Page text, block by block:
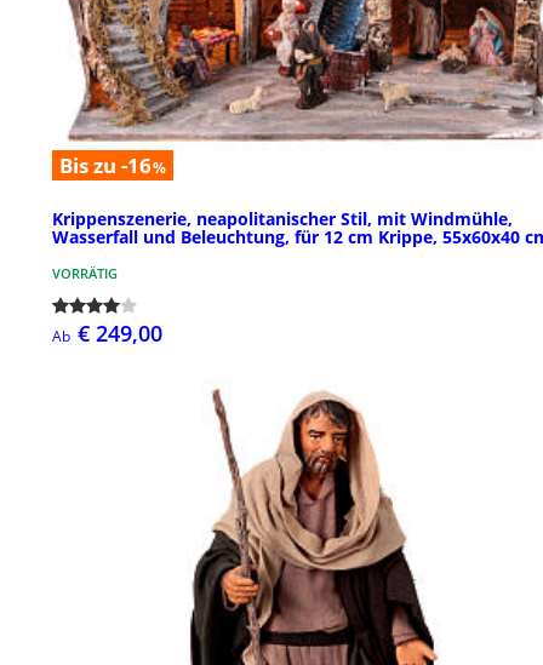
Bis zu -16%
Krippenszenerie, neapolitanischer Stil, mit Windmühle,
Wasserfall und Beleuchtung, für 12 cm Krippe, 55x60x40
VORRÄTIG
Ab € 249,00